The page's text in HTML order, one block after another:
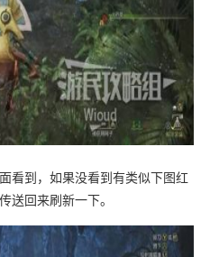
看到，如果没看到有类似下图红
送回来刷新一下。